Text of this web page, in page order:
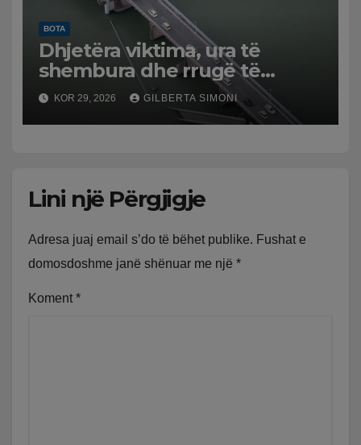
BOTA
Dhjetëra viktima, ura të
shembura dhe rrugë të
dëmtuara! Japonia goditet
nga tërmeti i fuqishëm,
qindra mijëra të evakuuar
KOR 29, 2026 GILBERTA SIMONI
Lini një Përgjigje
Adresa juaj email s’do të bëhet publike. Fushat e
domosdoshme janë shënuar me një *
Koment *